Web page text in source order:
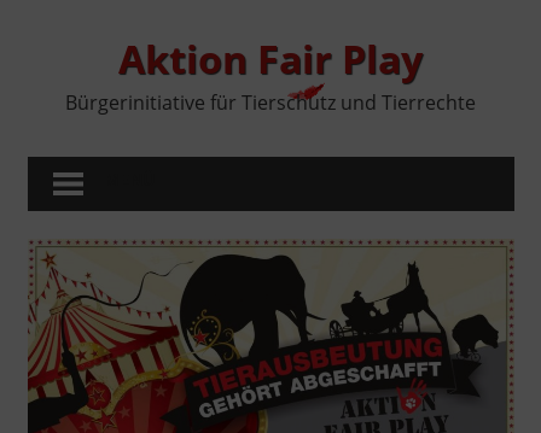
Aktion Fair Play
Bürgerinitiative für Tierschutz und Tierrechte